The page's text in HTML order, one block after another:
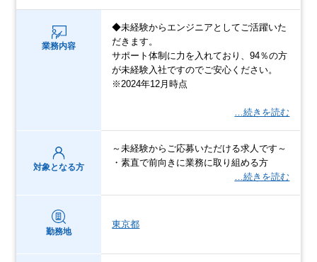
業務内容
◆未経験からエンジニアとしてご活躍いた
だきます。
サポート体制に力を入れており、94％の方
が未経験入社ですのでご安心ください。
※2024年12月時点
…続きを読む
対象となる方
～未経験からご応募いただける求人です～
・素直で前向きに業務に取り組める方
…続きを読む
勤務地
東京都